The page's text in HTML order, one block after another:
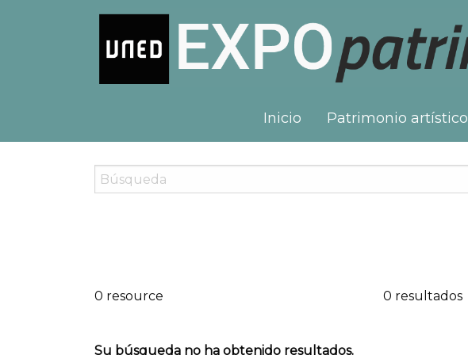
Inicio Patrimonio artístico
0 resource 0 resultados
Su búsqueda no ha obtenido resultados.